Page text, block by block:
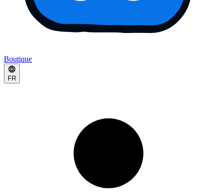
Boutique
FR